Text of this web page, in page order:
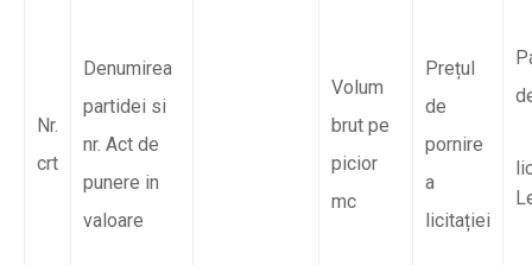
Nr.
crt
Denumirea
partidei si
nr. Act de
punere in
valoare
Volum
brut pe
picior
mc
Prețul
de
pornire
a
licitației